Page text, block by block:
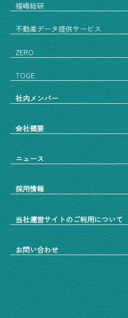
福嶋総研
不動産データ提供サービス
ZERO
TOGE
社内メンバー
会社概要
ニュース
採用情報
当社運営サイトのご利用について
お問い合わせ